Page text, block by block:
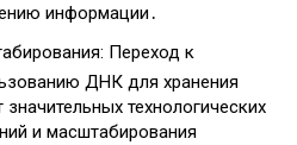
информации․
Переход к
ДНК для хранения
технологических
и масштабирования